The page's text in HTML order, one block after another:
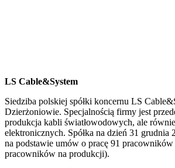
LS Cable&System
Siedziba polskiej spółki koncernu LS
Dzierżoniowie. Specjalnością firmy jest
produkcja kabli światłowodowych, ale
elektronicznych. Spółka na dzień 31 grudnia
na podstawie umów o pracę 91
pracowników na produkcji).